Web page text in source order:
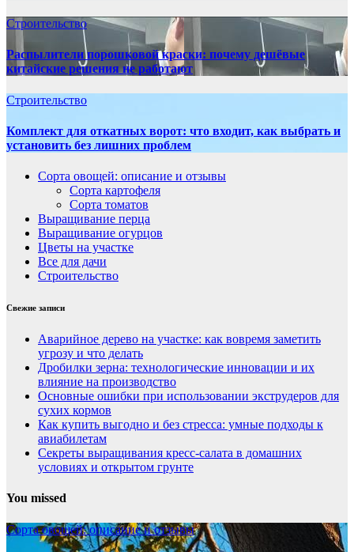
Строительство
Распылители порошковой краски: почему дешёвые
китайские решения не работают
Строительство
Комплект для откатных ворот: что входит, как выбрать и
установить без лишних проблем
Сорта овощей: описание и отзывы
Сорта картофеля
Сорта томатов
Выращивание перца
Выращивание огурцов
Цветы на участке
Все для дачи
Строительство
Свежие записи
Аварийное дерево на участке: как вовремя заметить
угрозу и что делать
Дробилки зерна: технологические инновации и их
влияние на производство
Основные ошибки при использовании экструдеров для
сухих кормов
Как купить выгодно и без стресса: умные подходы к
авиабилетам
Секреты выращивания кресс-салата в домашних
условиях и открытом грунте
You missed
Сорта овощей: описание и отзывы